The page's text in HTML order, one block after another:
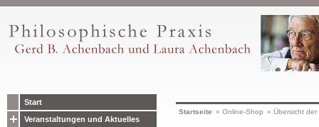
Start
Veranstaltungen und Aktuelles
Startseite » Online-Shop » Übersicht